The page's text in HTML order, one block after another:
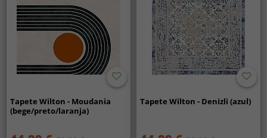
Tapete Wilton - Moudania
(bege/preto/laranja)
Tapete Wilton - Denizli (azul)